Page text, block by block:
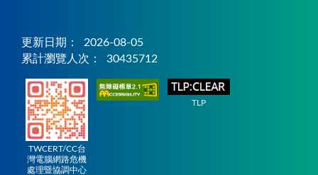
更新日期：
2026-08-05
累計瀏覽人次：
30435712
TWCERT/CC台
灣電腦網路危機
處理暨協調中心
TLP